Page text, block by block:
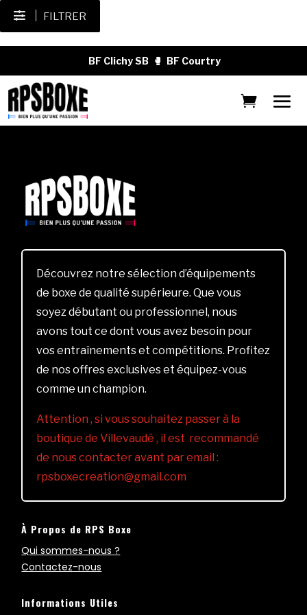
FILTRER
BF Clichy SB 🥊 BF Courtry
Découvrez notre sélection d’équipements
de boxe de qualité supérieure. Que vous
soyez débutant ou professionnel, nous
avons tout ce dont vous avez besoin pour
vos entraînements et compétitions. Profitez
de nos offres exclusives et équipez-vous
comme un champion.
Attention , si vous souhaitez passer à la
boutique de Villevaudé , il est recommandé
de nous contacter avant par email :
rpsboxecreation@gmail.com
À Propos de RPS Boxe
Qui sommes-nous ?
Contactez-nous
Informations Utiles